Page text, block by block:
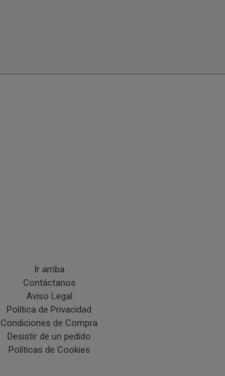
Ir arriba
Contáctanos
Aviso Legal
Política de Privacidad
Condiciones de Compra
Desistir de un pedido
Políticas de Cookies